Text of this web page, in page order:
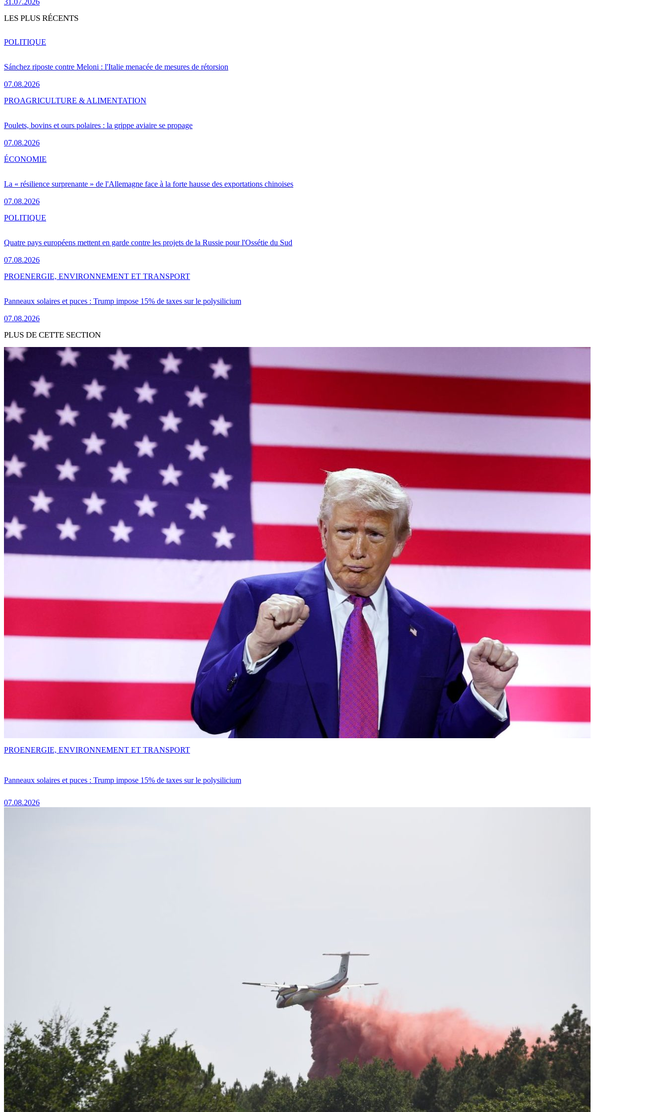
LES PLUS RÉCENTS
Sánchez riposte contre Meloni : l'Italie menacée de mesures de rétorsion
07.08.2026
POLITIQUE
Poulets, bovins et ours polaires : la grippe aviaire se propage
07.08.2026
PROAGRICULTURE & ALIMENTATION
La « résilience surprenante » de l'Allemagne face à la forte hausse des exportations chinoises
07.08.2026
ÉCONOMIE
Quatre pays européens mettent en garde contre les projets de la Russie pour l'Ossétie du Sud
07.08.2026
POLITIQUE
Panneaux solaires et puces : Trump impose 15% de taxes sur le polysilicium
07.08.2026
PROENERGIE, ENVIRONNEMENT ET TRANSPORT
PLUS DE CETTE SECTION
Panneaux solaires et puces : Trump impose 15% de taxes sur le polysilicium
07.08.2026
PROENERGIE, ENVIRONNEMENT ET TRANSPORT